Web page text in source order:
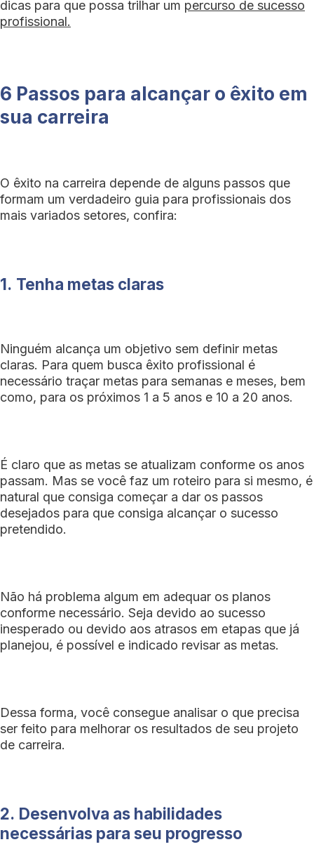
dicas para que possa trilhar um percurso de sucesso
profissional.
6 Passos para alcançar o êxito em
sua carreira
O êxito na carreira depende de alguns passos que
formam um verdadeiro guia para profissionais dos
mais variados setores, confira:
1. Tenha metas claras
Ninguém alcança um objetivo sem definir metas
claras. Para quem busca êxito profissional é
necessário traçar metas para semanas e meses, bem
como, para os próximos 1 a 5 anos e 10 a 20 anos.
É claro que as metas se atualizam conforme os anos
passam. Mas se você faz um roteiro para si mesmo, é
natural que consiga começar a dar os passos
desejados para que consiga alcançar o sucesso
pretendido.
Não há problema algum em adequar os planos
conforme necessário. Seja devido ao sucesso
inesperado ou devido aos atrasos em etapas que já
planejou, é possível e indicado revisar as metas.
Dessa forma, você consegue analisar o que precisa
ser feito para melhorar os resultados de seu projeto
de carreira.
2. Desenvolva as habilidades
necessárias para seu progresso